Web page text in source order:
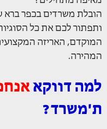
הובלת משרדים בכפר ברא
ותפתור לכם את כל
המוקדם, האריזה
המהירה.
למה דווקא
ת'משרד?